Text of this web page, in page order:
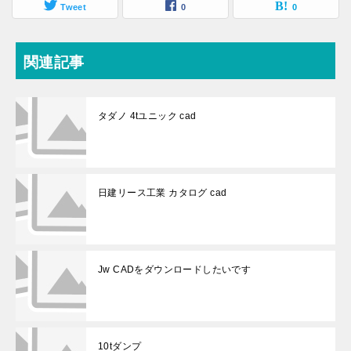
Tweet 0 0
関連記事
タダノ 4tユニック cad
日建リース工業 カタログ cad
Jw CADをダウンロードしたいです
10tダンプ